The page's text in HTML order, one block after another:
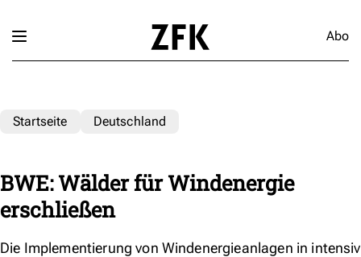
Abo
Startseite Deutschland
BWE: Wälder für Windenergie
erschließen
Die Implementierung von Windenergieanlagen in intensiv